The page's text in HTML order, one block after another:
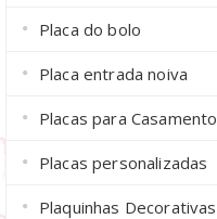
Placa do bolo
Placa entrada noiva
Placas para Casamento
Placas personalizadas
Plaquinhas Decorativas